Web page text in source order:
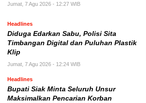
Jumat, 7 Agu 2026 - 12:27 WIB
Headlines
Diduga Edarkan Sabu, Polisi Sita
Timbangan Digital dan Puluhan Plastik
Klip
Jumat, 7 Agu 2026 - 12:24 WIB
Headlines
Bupati Siak Minta Seluruh Unsur
Maksimalkan Pencarian Korban